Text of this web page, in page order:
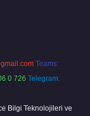
Teams:
0 726 Telegram:
Bilgi Teknolojileri ve